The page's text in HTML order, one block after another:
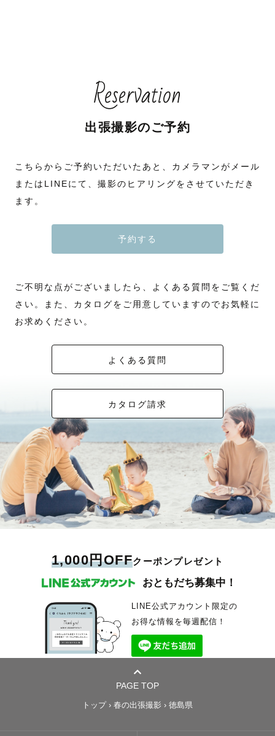
Reservation
出張撮影のご予約
こちらからご予約いただいたあと、カメラマンがメール
またはLINEにて、撮影のヒアリングをさせていただき
ます。
予約する
ご不明な点がございましたら、よくある質問をご覧くだ
さい。また、カタログをご用意していますのでお気軽に
お求めください。
よくある質問
カタログ請求
1,000円OFFクーポンプレゼント
おともだち募集中！
LINE公式アカウント限定の
お得な情報を毎週配信！
PAGE TOP
トップ › 春の出張撮影 › 徳島県